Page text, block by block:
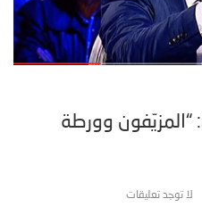
وورطة
لا توجد تعليقات